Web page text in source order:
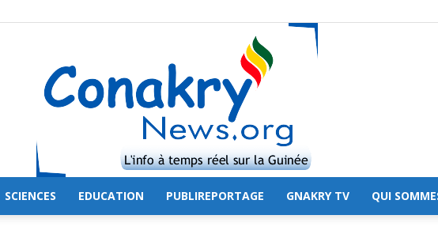
SCIENCES EDUCATION PUBLIREPORTAGE GNAKRY TV QUI